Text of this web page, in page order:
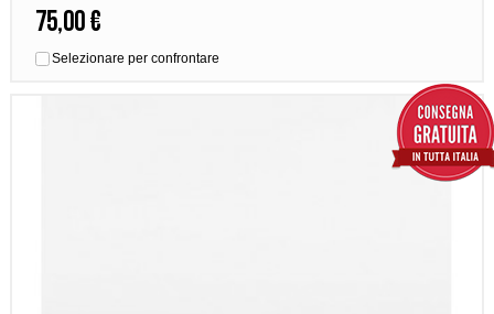
75,00 €
Selezionare per confrontare